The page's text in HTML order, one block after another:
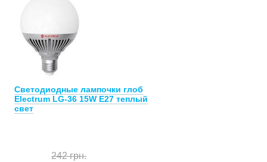
Светодиодные лампочки глоб
Electrum LG-36 15W E27 теплый
свет
242 грн.